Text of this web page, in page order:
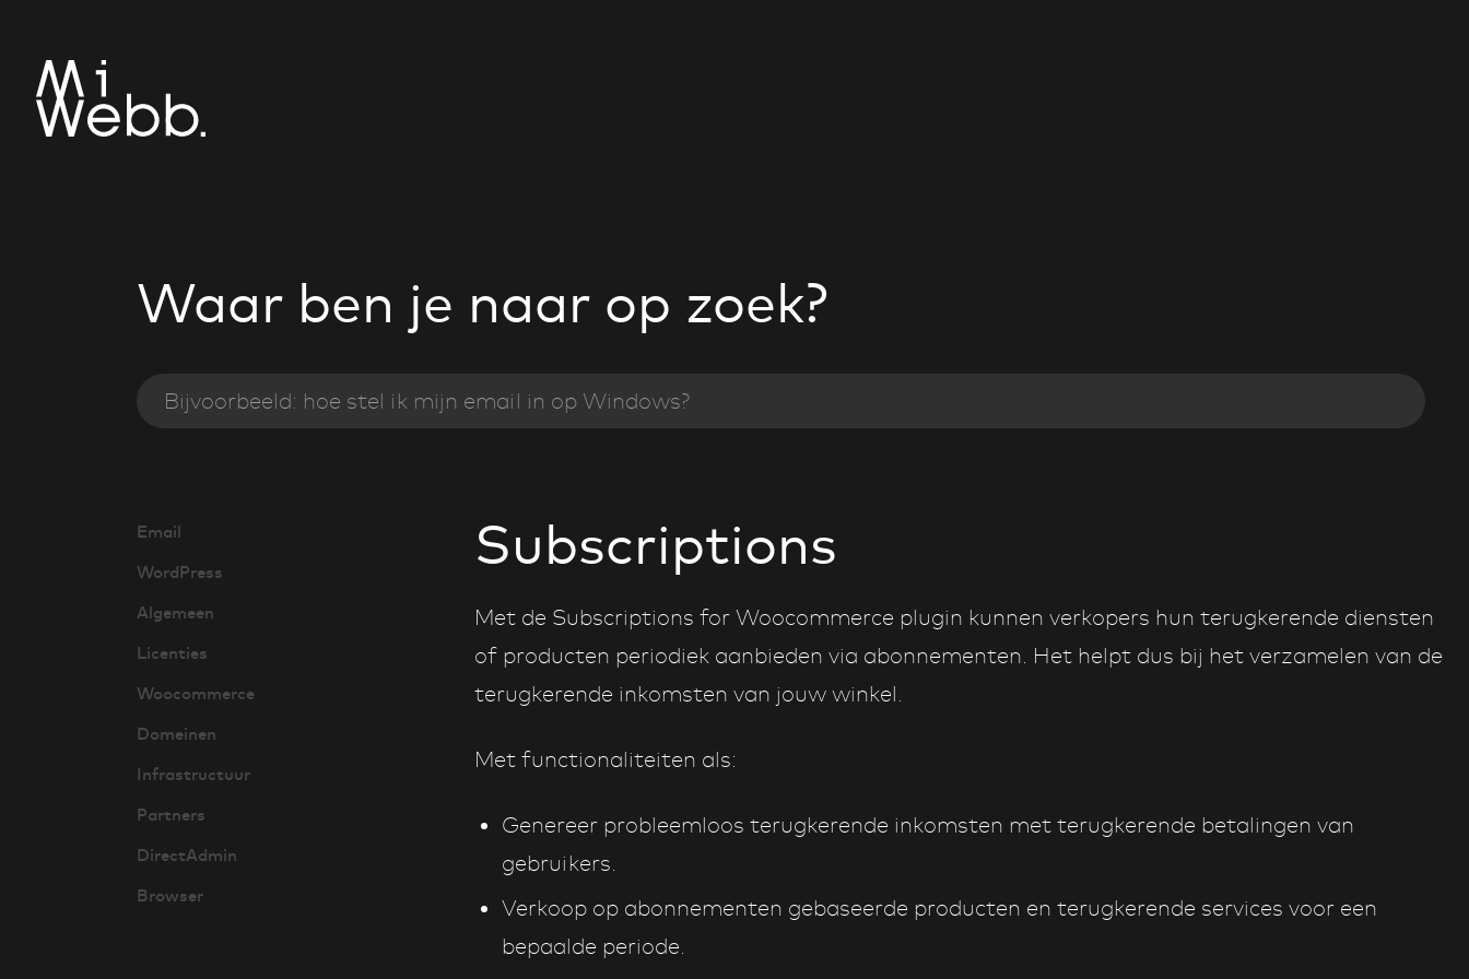
Waar ben je naar op zoek?
Email
WordPress
Algemeen
Licenties
Woocommerce
Domeinen
Infrastructuur
Partners
DirectAdmin
Browser
Subscriptions
Met de Subscriptions for Woocommerce plugin kunnen verkopers hun terugkerende diensten
of producten periodiek aanbieden via abonnementen. Het helpt dus bij het verzamelen van de
terugkerende inkomsten van jouw winkel.
Met functionaliteiten als:
Genereer probleemloos terugkerende inkomsten met terugkerende betalingen van
gebruikers.
Verkoop op abonnementen gebaseerde producten en terugkerende services voor een
bepaalde periode.